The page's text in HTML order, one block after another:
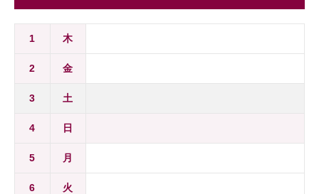
1 木
2 金
3 土
4 日
5 月
6 火